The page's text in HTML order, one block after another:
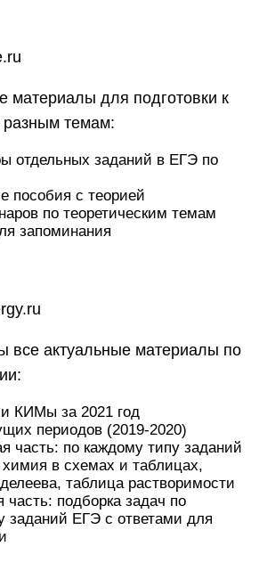
материалы для подготовки к
темам:
отдельных заданий в ЕГЭ по
пособия с теорией
по теоретическим темам
запоминания
все актуальные материалы по
КИМы за 2021 год
периодов (2019-2020)
часть: по каждому типу заданий
в схемах и таблицах,
таблица растворимости
часть: подборка задач по
заданий ЕГЭ с ответами для